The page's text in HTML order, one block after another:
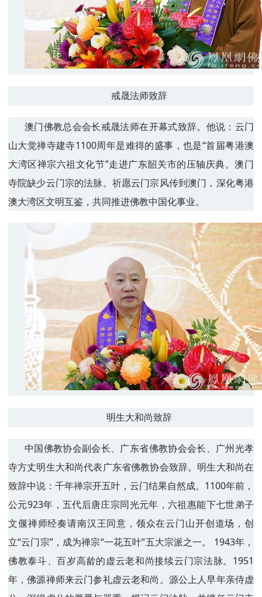
戒晟法师致辞
澳门佛教总会会长戒晟法师在开幕式致辞。他说：云门
山大觉禅寺建寺1100周年是难得的盛事，也是“首届粤港澳
大湾区禅宗六祖文化节”走进广东韶关市的压轴庆典。澳门
寺院缺少云门宗的法脉。祈愿云门宗风传到澳门，深化粤港
澳大湾区文明互鉴，共同推进佛教中国化事业。
明生大和尚致辞
中国佛教协会副会长、广东省佛教协会会长、广州光孝
寺方丈明生大和尚代表广东省佛教协会致辞。明生大和尚在
致辞中说：千年禅宗开五叶，云门结果自然成。1100年前，
公元923年，五代后唐庄宗同光元年，六祖惠能下七世弟子
文偃禅师经奏请南汉王同意，领众在云门山开创道场，创
立“云门宗”，成为禅宗“一花五叶”五大宗派之一。 1943年，
佛教泰斗、百岁高龄的虚云老和尚接续云门宗法脉。1951
年，佛源禅师来云门参礼虚云老和尚。源公上人早年亲侍虚